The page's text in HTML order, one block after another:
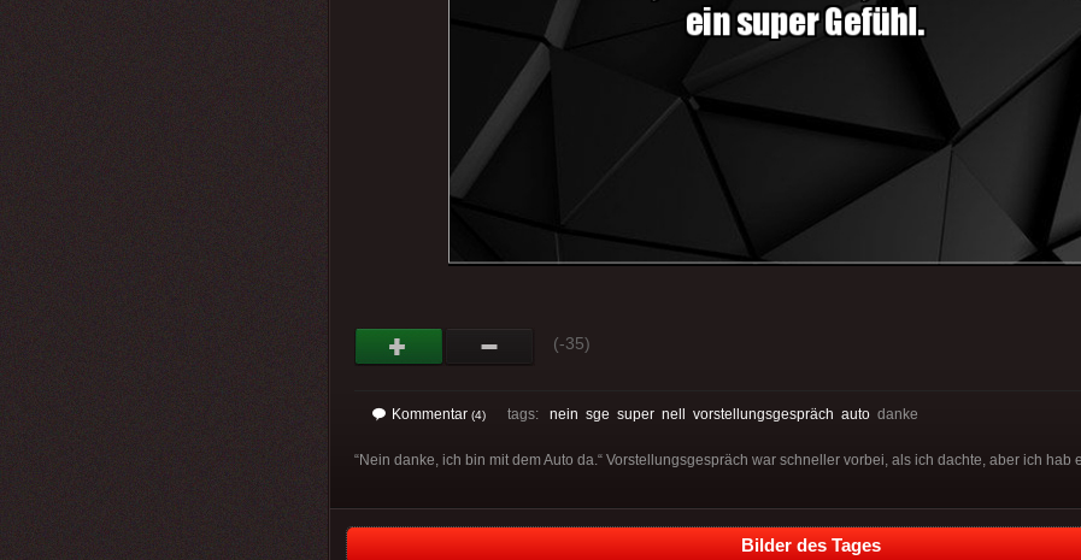
(-35)
Kommentar (4) tags: nein sge super nell vorstellungsgespräch auto danke
“Nein danke, ich bin mit dem Auto da.“ Vorstellungsgespräch war schneller vorbei, als ich dachte, aber ich hab
Bilder des Tages